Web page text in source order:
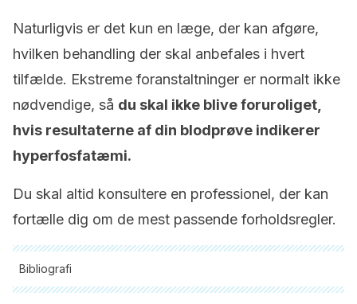
Naturligvis er det kun en læge, der kan afgøre,
hvilken behandling der skal anbefales i hvert
tilfælde. Ekstreme foranstaltninger er normalt ikke
nødvendige, så du skal ikke blive foruroliget,
hvis resultaterne af din blodprøve indikerer
hyperfosfatæmi.
Du skal altid konsultere en professionel, der kan
fortælle dig om de mest passende forholdsregler.
Bibliografi
Alle citerede kilder blev grundigt gennemgået af vores team